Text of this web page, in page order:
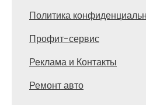
Политика
Профит-сервис
Реклама и Контакты
Ремонт авто